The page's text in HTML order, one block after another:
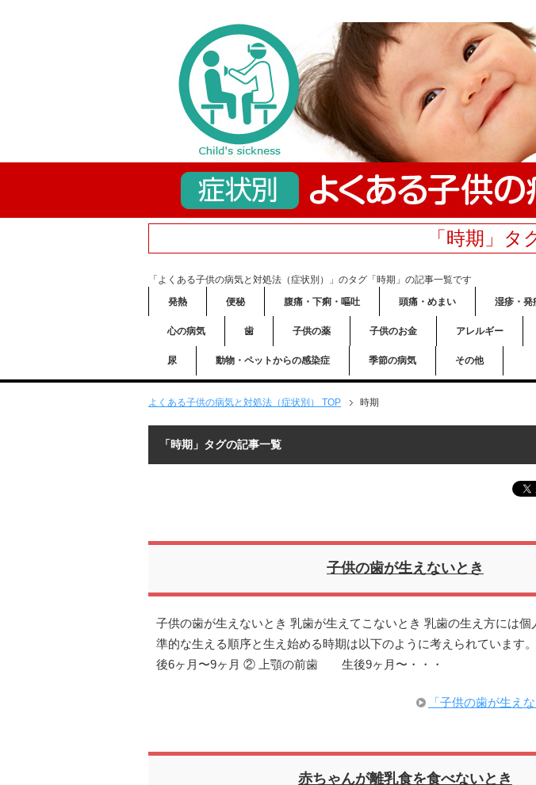
「時期」タ
「よくある子供の病気と対処法（症状別）」のタグ「時期」の記事一覧です
発熱
便秘 腹痛・下痢・嘔吐 頭痛・めまい 湿疹・発
心の病気 歯 子供の薬 子供のお金 アレルギー
尿 動物・ペットからの感染症 季節の病気 その他
よくある子供の病気と対処法（症状別） TOP 時期
「時期」タグの記事一覧
子供の歯が生えないとき
子供の歯が生えないとき 乳歯が生えてこないとき 乳歯の生え方には
準的な生える順序と生え始める時期は以下のように考えられてい
後6ヶ月〜9ヶ月 ② 上顎の前歯 生後9ヶ月〜・・・
「子供の歯が生え
赤ちゃんが離乳食を食べないとき